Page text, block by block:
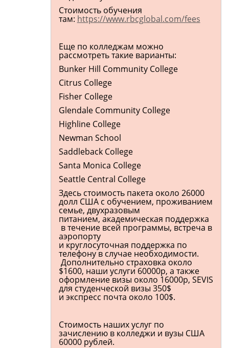
Стоимость обучения
там: https://www.rbcglobal.com/fees
Еще по колледжам можно
рассмотреть такие варианты:
Bunker Hill Community College
Citrus College
Fisher College
Glendale Community College
Highline College
Newman School
Saddleback College
Santa Monica College
Seattle Central College
Здесь стоимость пакета около 26000
долл США с обучением, проживанием
семье, двухразовым
питанием, академическая поддержка
в течение всей программы, встреча в
аэропорту
и круглосуточная поддержка по
телефону в случае необходимости.
Дополнительно страховка около
$1600, наши услуги 60000р, а также
оформление визы около 16000р, SEVIS
для студенческой визы 350$
и экспресс почта около 100$.
Стоимость наших услуг по
зачислению в колледжи и вузы США
60000 рублей.